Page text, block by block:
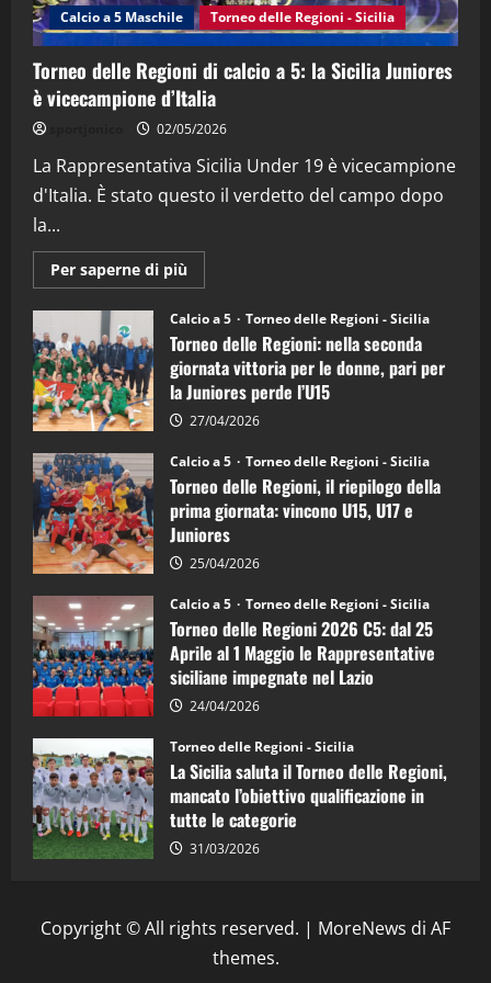
4 15/04/2026
"SportEmpire" in Podcast
“SportEmpire” in Podcast: 26^ Puntata
08/04/2026
Calcio a 5 Maschile Torneo delle Regioni - Sicilia
Torneo delle Regioni di calcio a 5: la Sicilia Juniores
è vicecampione d’Italia
02/05/2026
La Rappresentativa Sicilia Under 19 è vicecampione
d'Italia. È stato questo il verdetto del campo dopo
la...
Per saperne di più
informazioni
Torneo
delle
Regioni
di
calcio
a
5:
la
Juniores
è
vicecampione
d’Italia
Calcio a 5 Torneo delle Regioni - Sicilia
Torneo delle Regioni: nella seconda
giornata vittoria per le donne, pari per
la Juniores perde l’U15
27/04/2026
Calcio a 5 Torneo delle Regioni - Sicilia
Torneo delle Regioni, il riepilogo della
prima giornata: vincono U15, U17 e
Juniores
25/04/2026
Calcio a 5 Torneo delle Regioni - Sicilia
Torneo delle Regioni 2026 C5: dal 25
Aprile al 1 Maggio le Rappresentative
siciliane impegnate nel Lazio
24/04/2026
Torneo delle Regioni - Sicilia
La Sicilia saluta il Torneo delle Regioni,
mancato l’obiettivo qualificazione in
tutte le categorie
31/03/2026
Copyright © All rights reserved. | MoreNews di AF
themes.